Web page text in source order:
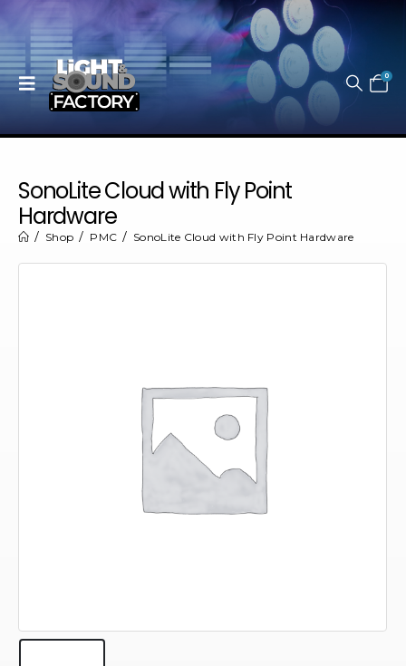
0
SonoLite Cloud with Fly Point
Hardware
Shop PMC SonoLite Cloud with Fly Point Hardware